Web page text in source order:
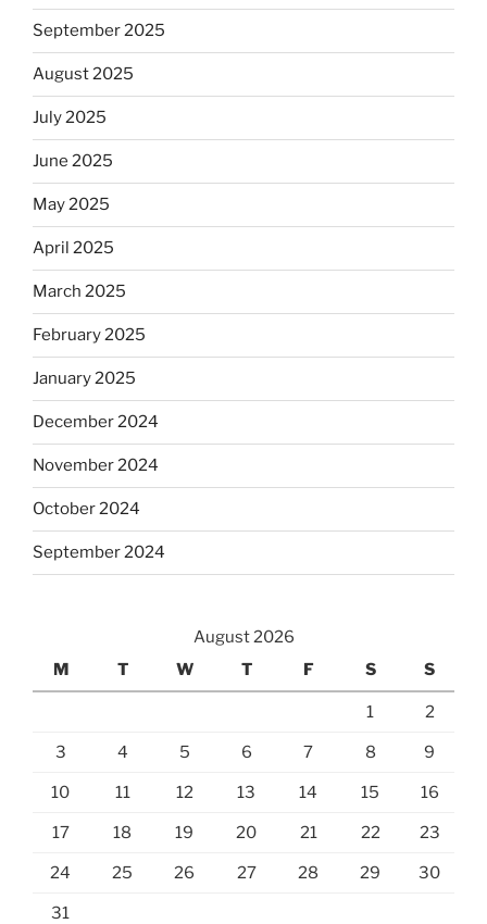
September 2025
August 2025
July 2025
June 2025
May 2025
April 2025
March 2025
February 2025
January 2025
December 2024
November 2024
October 2024
September 2024
August 2026
M
T W T F S S
1 2
3 4 5 6 7 8 9
10 11 12 13 14 15 16
17 18 19 20 21 22 23
24 25 26 27 28 29 30
31